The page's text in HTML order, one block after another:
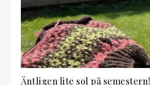
Äntligen lite sol på semestern!